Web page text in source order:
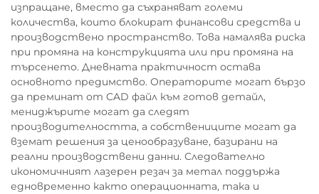
изпращане, вместо да съхраняват големи
количества, които блокират финансови средства и
производствено пространство. Това намалява риска
при промяна на конструкцията или при промяна на
търсенето. Дневната практичност остава
основното предимство. Операторите могат бързо
да преминат от CAD файл към готов детайл,
мениджърите могат да следят
производителността, а собствениците могат да
вземат решения за ценообразуване, базирани на
реални производствени данни. Следователно
икономичният лазерен резач за метал поддържа
едновременно както операционната, така и